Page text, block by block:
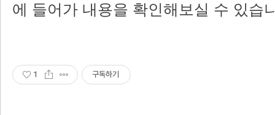
에 들어가 내용을 확인해보실 수 있습
1 구독하기